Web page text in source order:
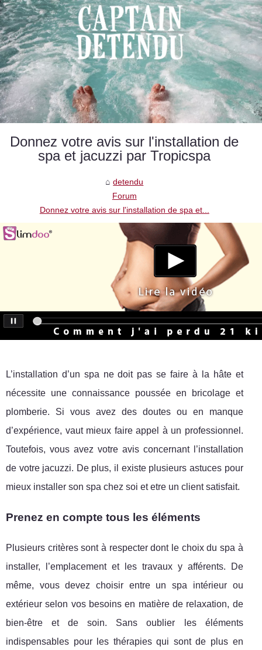
Donnez votre avis sur l'installation de
spa et jacuzzi par Tropicspa
detendu
Forum
Donnez votre avis sur l'installation de spa et...
L’installation d’un spa ne doit pas se faire à la hâte et
nécessite une connaissance poussée en bricolage et
plomberie. Si vous avez des doutes ou en manque
d’expérience, vaut mieux faire appel à un professionnel.
Toutefois, vous avez votre avis concernant l’installation
de votre jacuzzi. De plus, il existe plusieurs astuces pour
mieux installer son spa chez soi et etre un client satisfait.
Prenez en compte tous les éléments
Plusieurs critères sont à respecter dont le choix du spa à
installer, l’emplacement et les travaux y afférents. De
même, vous devez choisir entre un spa intérieur ou
extérieur selon vos besoins en matière de relaxation, de
bien-être et de soin. Sans oublier les éléments
indispensables pour les thérapies qui sont de plus en